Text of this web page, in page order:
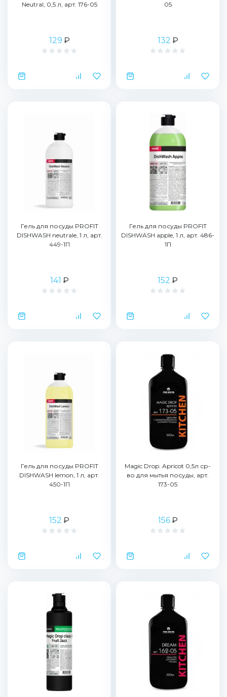
Neutral, 0,5 л, арт. 176-05
129 ₽
05
132 ₽
Гель для посуды PROFIT
DISHWASH neutrale, 1 л, арт.
449-1П
141 ₽
Гель для посуды PROFIT
DISHWASH apple, 1 л, арт. 486-
1П
152 ₽
Гель для посуды PROFIT
DISHWASH lemon, 1 л, арт.
450-1П
152 ₽
Magic Drop. Apricot 0,5л ср-
во для мытья посуды, арт.
173-05
156₽